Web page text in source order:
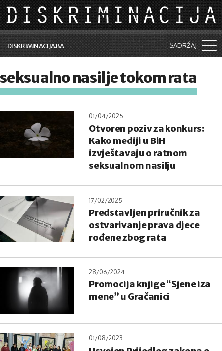
Skip to main content
DISKRIMINACIJA.BA SADRŽAJ
Vijesti i događaji
Kolumne
Lične priče
Saradnja sa medijima
seksualno nasilje tokom rata
01/04/2025
Otvoren poziv za konkurs:
Kako mediji u BiH
izvještavaju o ratnom
seksualnom nasilju
17/02/2025
Predstavljen priručnik za
ostvarivanje prava djece
rođene zbog rata
28/06/2024
Promocija knjige “Sjene iza
mene” u Gračanici
01/08/2023